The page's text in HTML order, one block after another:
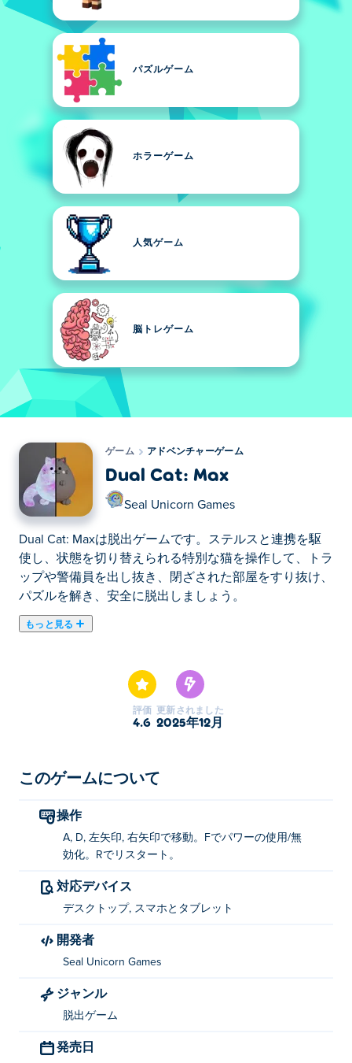
パズルゲーム
ホラーゲーム
人気ゲーム
脳トレゲーム
ゲーム アドベンチャーゲーム
Dual Cat: Max
Seal Unicorn Games
Dual Cat: Maxは脱出ゲームです。ステルスと連携を駆
使し、状態を切り替えられる特別な猫を操作して、トラ
ップや警備員を出し抜き、閉ざされた部屋をすり抜け、
パズルを解き、安全に脱出しましょう。
もっと見る
して、あなたの使命は、難しい障害物でいっぱいの危険
な研究室から白い猫の友達を救出することです。でも心
配しないでください。あなたには秘密の力があります。
つかみ、各レベルから脱出する最善の方法を見つけてく
Dual Cat: Max の遊び方
移動 - A/D または左/右矢印キー
電源の使用/無効化 - F
再起動 - R
Dual Cat: Max を作成した人は誰ですか?
Dual Cat: MaxはSeal Unicorn Gamesによって開発されま
した。他のゲームもプレイできます。
Misland、Fluffy Out
評価
4.6
更新されました
2025年12月
このゲームについて
操作
A, D, 左矢印, 右矢印で移動。Fでパワーの使用/無
効化。Rでリスタート。
対応デバイス
デスクトップ, スマホとタブレット
開発者
Seal Unicorn Games
ジャンル
脱出ゲーム
発売日